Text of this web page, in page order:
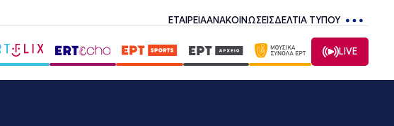
ΕΤΑΙΡΕΙΑΑΝΑΚΟΙΝΩΣΕΙΣΔΕΛΤΙΑ ΤΥΠΟΥ
LIVE